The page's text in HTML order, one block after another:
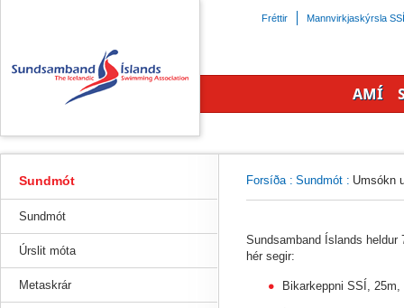
Forsíða: Sundmót : Umsókn
Sundsamband Íslands heldur
hér segir:
Bikarkeppni SSÍ,
Sundmót
Sundmót
Úrslit móta
Metaskrár
Fréttir Mannvirkjaskýrsla SSÍ
AMÍ